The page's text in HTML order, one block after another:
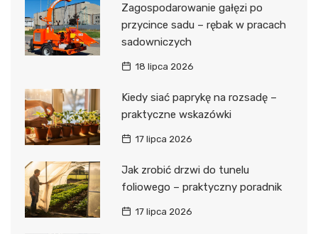
Zagospodarowanie gałęzi po
przycince sadu – rębak w pracach
sadowniczych
18 lipca 2026
Kiedy siać paprykę na rozsadę –
praktyczne wskazówki
17 lipca 2026
Jak zrobić drzwi do tunelu
foliowego – praktyczny poradnik
17 lipca 2026